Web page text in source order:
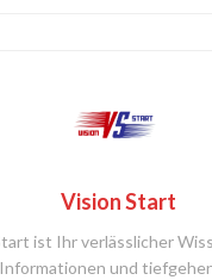
Vision Start
ist Ihr verlässlicher
und